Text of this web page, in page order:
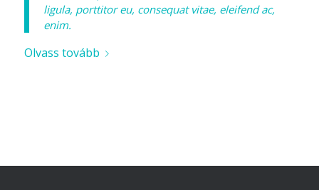
ligula, porttitor eu, consequat vitae, eleifend ac,
enim.
Olvass tovább